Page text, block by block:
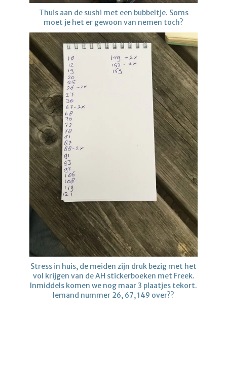
Thuis aan de sushi met een bubbeltje. Soms
moet je het er gewoon van nemen toch?
Stress in huis, de meiden zijn druk bezig met het
vol krijgen van de AH stickerboeken met Freek.
Inmiddels komen we nog maar 3 plaatjes tekort.
Iemand nummer 26, 67, 149 over??